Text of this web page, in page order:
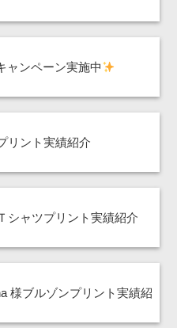
ャンペーン実施中
リント実績紹介
シャツプリント実績紹介
様ブルゾンプリント実績紹